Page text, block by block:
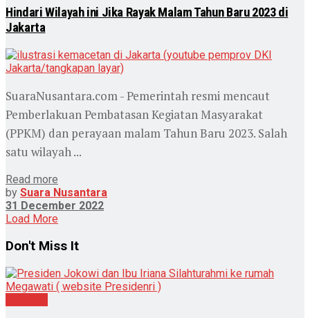
Hindari Wilayah ini Jika Rayak Malam Tahun Baru 2023 di
Jakarta
SuaraNusantara.com - Pemerintah resmi mencaut
Pemberlakuan Pembatasan Kegiatan Masyarakat
(PPKM) dan perayaan malam Tahun Baru 2023. Salah
satu wilayah ...
Read more
by Suara Nusantara
31 December 2022
Load More
Don't Miss It